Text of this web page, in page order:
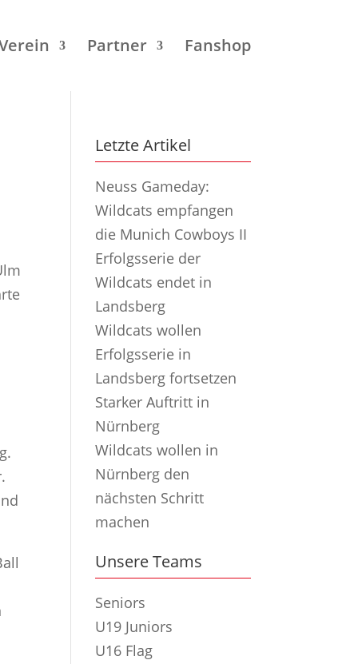
Partner Fanshop
Letzte Artikel
Neuss Gameday:
Wildcats empfangen
die Munich Cowboys II
Erfolgsserie der
Wildcats endet in
Landsberg
Wildcats wollen
Erfolgsserie in
Landsberg fortsetzen
Starker Auftritt in
Nürnberg
Wildcats wollen in
Nürnberg den
nächsten Schritt
machen
Unsere Teams
Seniors
U19 Juniors
U16 Flag